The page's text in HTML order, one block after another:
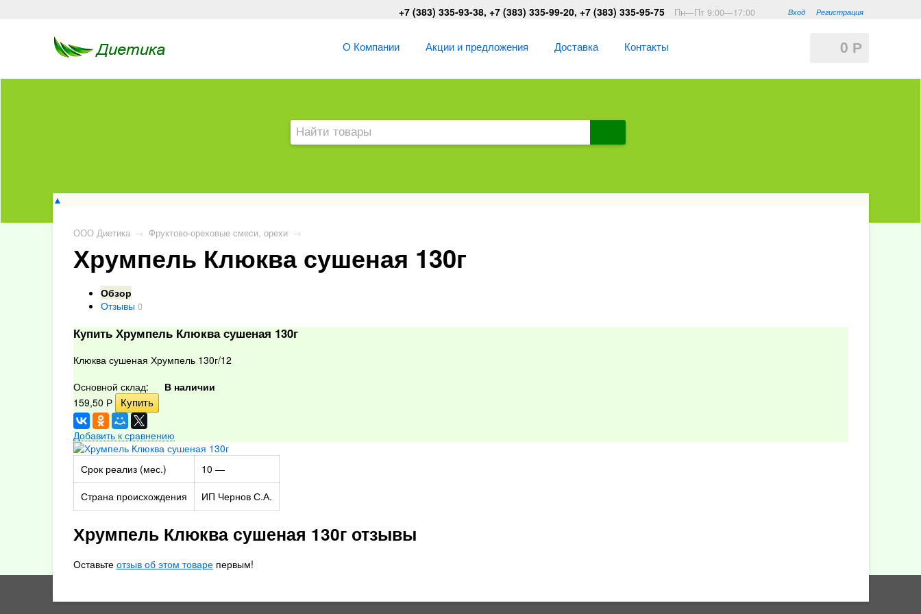
Вход Регистрация
+7 (383) 335-93-38, +7 (383) 335-99-20, +7 (383) 335-95-75 Пн—Пт 9:00—17:00
0 Р
О Компании Акции и предложения Доставка Контакты
▲
ООО Диетика → Фруктово-ореховые смеси, орехи →
Хрумпель Клюква сушеная 130г
Обзор
Отзывы 0
Купить Хрумпель Клюква сушеная 130г
Клюква сушеная Хрумпель 130г/12
Основной склад:
В наличии
159,50 Р
Добавить к сравнению
Срок реализ (мес.)
10 —
Страна происхождения
ИП Чернов С.А.
Хрумпель Клюква сушеная 130г отзывы
Оставьте отзыв об этом товарепервым!